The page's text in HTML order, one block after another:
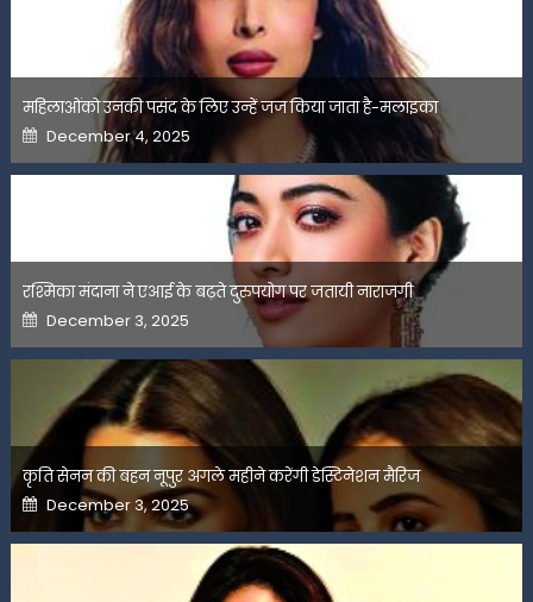
महिलाओंको उनकी पसंद के लिए उन्हें जज किया जाता है-मलाइका
Posted
on
December 4, 2025
रश्मिका मंदाना ने एआई के बढ़ते दुरुपयोग पर जतायी नाराजगी
Posted
on
December 3, 2025
कृति सेनन की बहन नूपुर अगले महीने करेंगी डेस्टिनेशन मैरिज
Posted
on
December 3, 2025